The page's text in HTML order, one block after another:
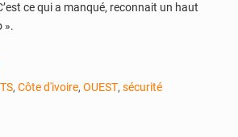
ce qui a manqué, reconnait un haut
».
, Côte d'ivoire, OUEST, sécurité